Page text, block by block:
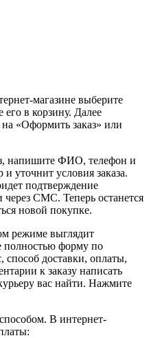
магазине выберите
в корзину. Далее
«Оформить заказ» или
напишите ФИО, телефон и
уточнит условия заказа.
подтверждение
СМС. Теперь останется
новой покупке.
режиме выглядит
полностью форму по
способ доставки, оплаты,
к заказу написать
вас найти. Нажмите
В интернет-